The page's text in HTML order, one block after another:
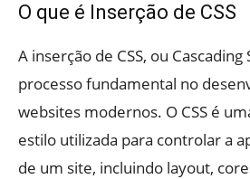
O que é Inserção de CSS
A inserção de CSS, ou
processo fundamental no
websites modernos. O CSS é
estilo utilizada para controlar a
de um site, incluindo layout,